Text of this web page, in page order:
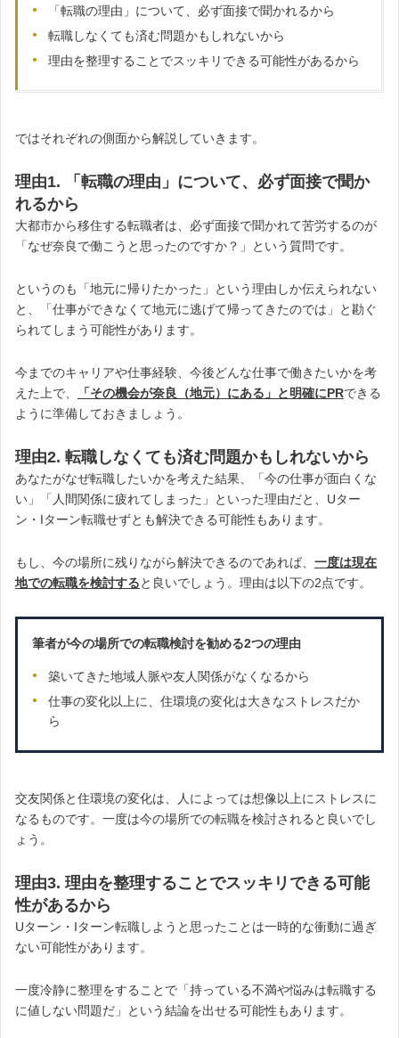
「転職の理由」について、必ず面接で聞かれるから
転職しなくても済む問題かもしれないから
理由を整理することでスッキリできる可能性があるから
ではそれぞれの側面から解説していきます。
理由1. 「転職の理由」について、必ず面接で聞か
れるから
大都市から移住する転職者は、必ず面接で聞かれて苦労するのが
「なぜ奈良で働こうと思ったのですか？」という質問です。
というのも「地元に帰りたかった」という理由しか伝えられない
と、「仕事ができなくて地元に逃げて帰ってきたのでは」と勘ぐ
られてしまう可能性があります。
今までのキャリアや仕事経験、今後どんな仕事で働きたいかを考
えた上で、
「その機会が奈良（地元）にある」と明確にPRできる
ように準備しておきましょう。
理由2. 転職しなくても済む問題かもしれないから
あなたがなぜ転職したいかを考えた結果、「今の仕事が面白くな
い」「人間関係に疲れてしまった」といった理由だと、Uター
ン・Iターン転職せずとも解決できる可能性もあります。
もし、今の場所に残りながら解決できるのであれば、 一度は現在
地での転職を検討すると良いでしょう。理由は以下の2点です。
筆者が今の場所での転職検討を勧める2つの理由
築いてきた地域人脈や友人関係がなくなるから
仕事の変化以上に、住環境の変化は大きなストレスだか
ら
交友関係と住環境の変化は、人によっては想像以上にストレスに
なるものです。一度は今の場所での転職を検討されると良いでし
ょう。
理由3. 理由を整理することでスッキリできる可能
性があるから
Uターン・Iターン転職しようと思ったことは一時的な衝動に過ぎ
ない可能性があります。
一度冷静に整理をすることで「持っている不満や悩みは転職する
に値しない問題だ」という結論を出せる可能性もあります。